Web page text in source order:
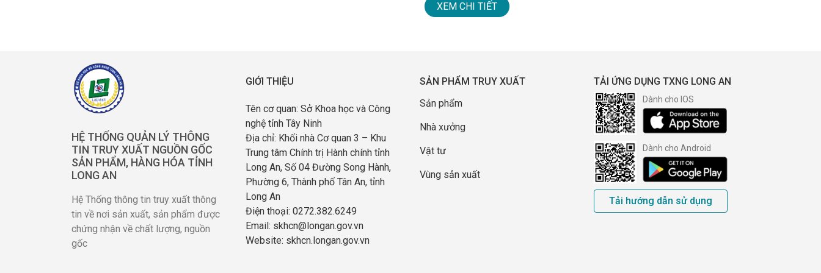
XEM CHI TIẾT
HỆ THỐNG QUẢN LÝ THÔNG
TIN TRUY XUẤT NGUỒN GỐC
SẢN PHẨM, HÀNG HÓA TỈNH
LONG AN
Hệ Thống thông tin truy xuất thông
tin về nơi sản xuất, sản phẩm được
chứng nhận về chất lượng, nguồn
gốc
GIỚI THIỆU
Tên cơ quan: Sở Khoa học và Công
nghệ tỉnh Tây Ninh
Địa chỉ: Khối nhà Cơ quan 3 – Khu
Trung tâm Chính trị Hành chính tỉnh
Long An, Số 04 Đường Song Hành,
Phường 6, Thành phố Tân An, tỉnh
Long An
Điện thoại: 0272.382.6249
Email: skhcn@longan.gov.vn
Website: skhcn.longan.gov.vn
SẢN PHẨM TRUY XUẤT
Sản phẩm
Nhà xưởng
Vật tư
Vùng sản xuất
TẢI ỨNG DỤNG TXNG LONG AN
Dành cho IOS
Dành cho Android
Tải hướng dẫn sử dụng